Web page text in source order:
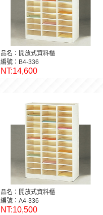
品名：開放式資料櫃
編號：B4-336
NT:14,600
品名：開放式資料櫃
編號：A4-336
NT:10,500